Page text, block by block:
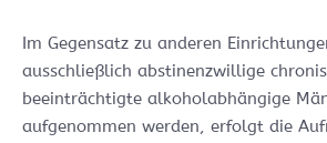
Im Gegensatz zu anderen
ausschließlich abstinenzwillige
beeinträchtigte alkoholabhängige
aufgenommen werden, erfolgt die